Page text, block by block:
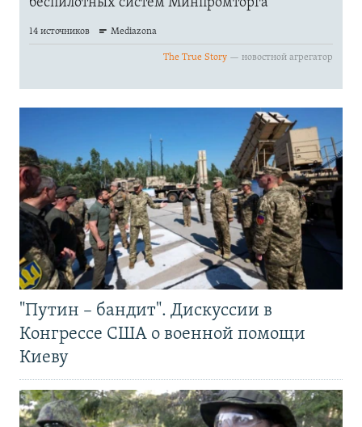
"Путин – бандит". Дискуссии в
Конгрессе США о военной помощи
Киеву